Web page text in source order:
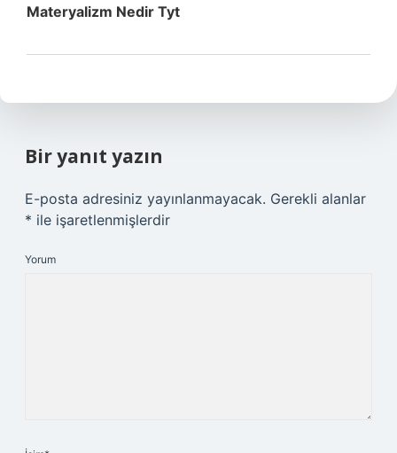
Materyalizm Nedir Tyt
Bir yanıt yazın
E-posta adresiniz yayınlanmayacak. Gerekli alanlar
* ile işaretlenmişlerdir
Yorum